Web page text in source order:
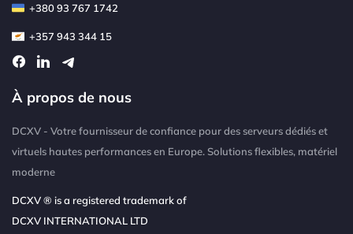
+380 93 767 1742
+357 943 344 15
À propos de nous
DCXV - Votre fournisseur de confiance pour des serveurs dédiés et
virtuels hautes performances en Europe. Solutions flexibles, matériel
moderne
DCXV ® is a registered trademark of
DCXV INTERNATIONAL LTD